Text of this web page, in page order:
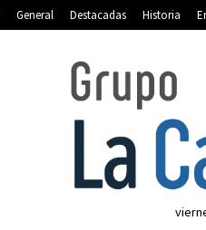
General Destacadas Historia